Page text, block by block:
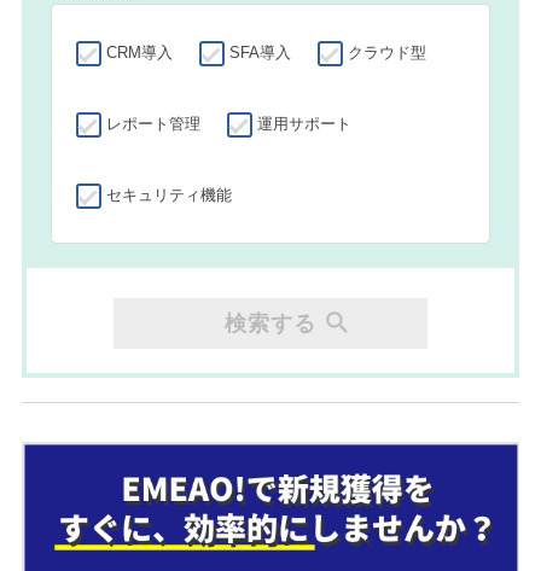
CRM導入 SFA導入 クラウド型
レポート管理 運用サポート
セキュリティ機能
検索する